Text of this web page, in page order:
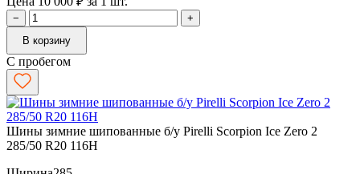
−
+
В корзину
С пробегом
Шины зимние шипованные б/у Pirelli Scorpion Ice Zero 2
285/50 R20 116H